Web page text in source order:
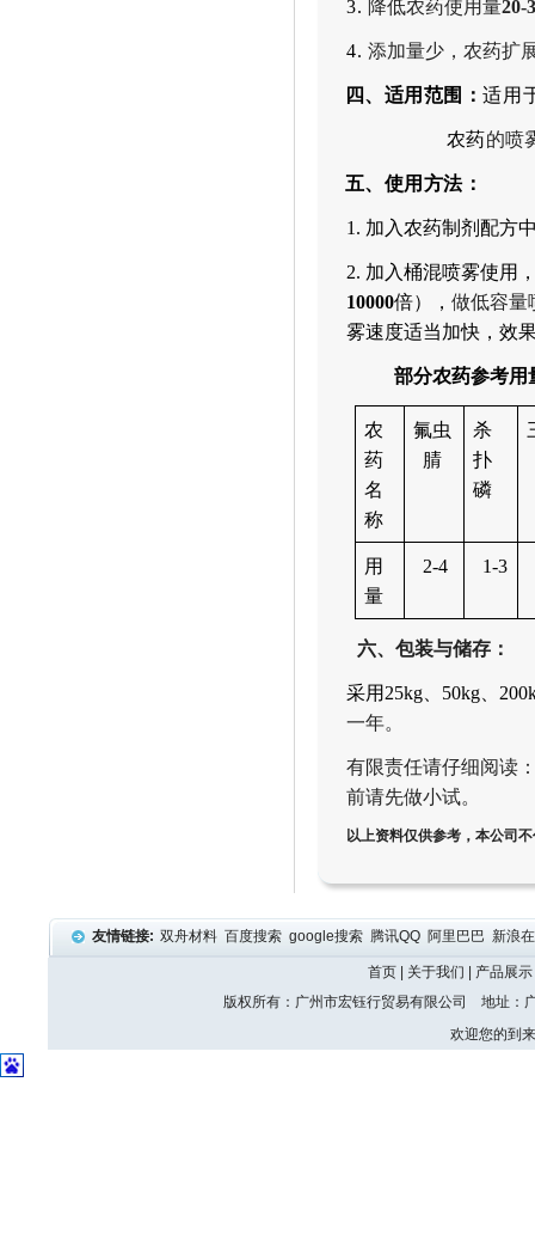
3. 降低农药使用量20-
4. 添加量少，农药扩
四、 适用范围：适用
农药的喷
五、 使用方法：
1. 加入农药制剂配方
2. 加入桶混喷雾使用
10000倍）， 做低容量
雾速度适当加快，效
部分农药参考用
农
药
名
称
氟虫
腈
杀
扑
磷
用
量
2-4 1-3
六、包装与储存：
采用 25kg 50kg
一年。
有限责任请仔细阅读
前请先做小试。
以上资料仅供参考，本公司
友情链接: 双舟材料 百度搜索 google搜索 腾讯QQ 阿里巴巴 新浪
首页 关于我们 产品展示
版权所有：广州市宏钰行贸易有限公司 地址
欢迎您的到